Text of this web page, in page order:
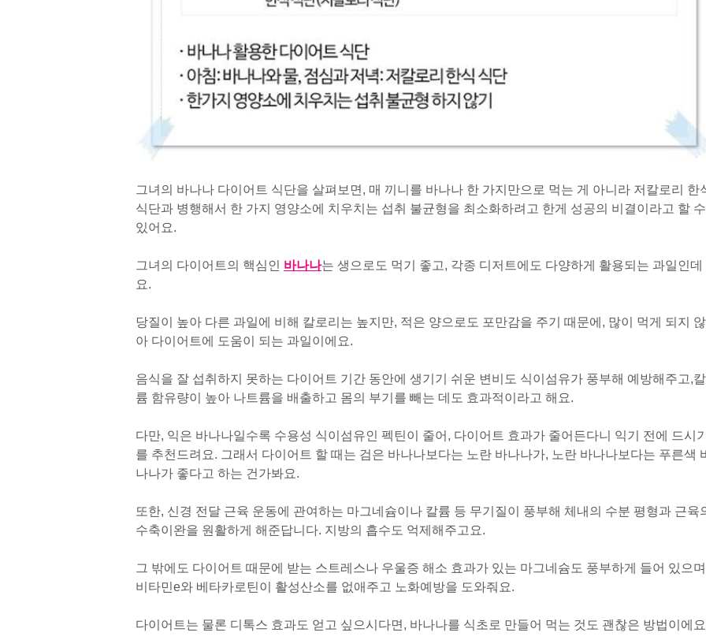
그녀의 바나나 다이어트 식단을 살펴보면, 매 끼니를 바나나 한 가지만으로 먹는 게 아니라 저칼로리 한
식단과 병행해서 한 가지 영양소에 치우치는 섭취 불균형을 최소화하려고 한게 성공의 비결이라고 할 수
있어요.
그녀의 다이어트의 핵심인 바나나는 생으로도 먹기 좋고, 각종 디저트에도 다양하게 활용되는 과일인데
요.
당질이 높아 다른 과일에 비해 칼로리는 높지만, 적은 양으로도 포만감을 주기 때문에, 많이 먹게 되지 않
아 다이어트에 도움이 되는 과일이에요.
음식을 잘 섭취하지 못하는 다이어트 기간 동안에 생기기 쉬운 변비도 식이섬유가 풍부해 예방해주고,칼
륨 함유량이 높아 나트륨을 배출하고 몸의 부기를 빼는 데도 효과적이라고 해요.
다만, 익은 바나나일수록 수용성 식이섬유인 펙틴이 줄어, 다이어트 효과가 줄어든다니 익기 전에 드시
를 추천드려요. 그래서 다이어트 할 때는 검은 바나나보다는 노란 바나나가, 노란 바나나보다는 푸른색
나나가 좋다고 하는 건가봐요.
또한, 신경 전달 근육 운동에 관여하는 마그네슘이나 칼륨 등 무기질이 풍부해 체내의 수분 평형과 근육
수축이완을 원활하게 해준답니다. 지방의 흡수도 억제해주고요.
그 밖에도 다이어트 때문에 받는 스트레스나 우울증 해소 효과가 있는 마그네슘도 풍부하게 들어 있으
비타민e와 베타카로틴이 활성산소를 없애주고 노화예방을 도와줘요.
다이어트는 물론 디톡스 효과도 얻고 싶으시다면, 바나나를 식초로 만들어 먹는 것도 괜찮은 방법이에